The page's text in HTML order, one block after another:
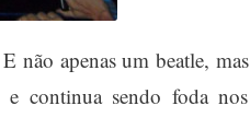
não apenas um beatle, mas
e continua sendo foda nos